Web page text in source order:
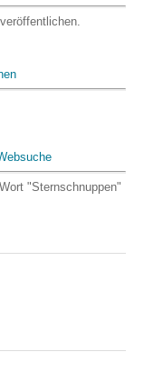
"Sternschnuppen"